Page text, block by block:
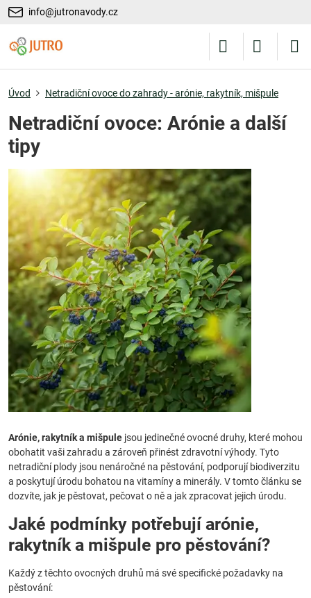
info@jutronavody.cz
Úvod Netradiční ovoce do zahrady - arónie, rakytník, mišpule
Netradiční ovoce: Arónie a další
tipy
Arónie, rakytník a mišpule jsou jedinečné ovocné druhy, které mohou
obohatit vaši zahradu a zároveň přinést zdravotní výhody. Tyto
netradiční plody jsou nenáročné na pěstování, podporují biodiverzitu
a poskytují úrodu bohatou na vitamíny a minerály. V tomto článku se
dozvíte, jak je pěstovat, pečovat o ně a jak zpracovat jejich úrodu.
Jaké podmínky potřebují arónie,
rakytník a mišpule pro pěstování?
Každý z těchto ovocných druhů má své specifické požadavky na
pěstování: